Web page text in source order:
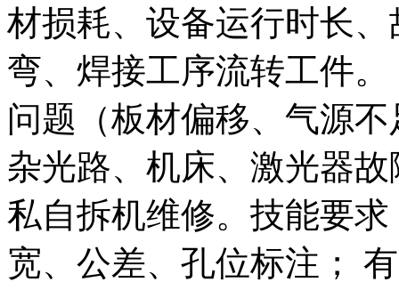
材损耗、设备运行时长
弯、焊接工序流转工件
问题（板材偏移、气源
杂光路、机床、激光器
私自拆机维修。技能要
宽、公差、孔位标注；